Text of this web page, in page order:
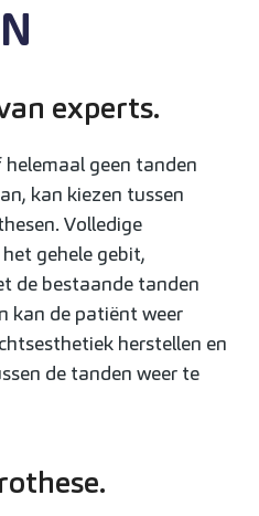
experts.
geen tanden
kan kiezen tussen
Volledige
gehele gebit,
de bestaande tanden
kan de patiënt weer
herstellen en
de tanden weer te